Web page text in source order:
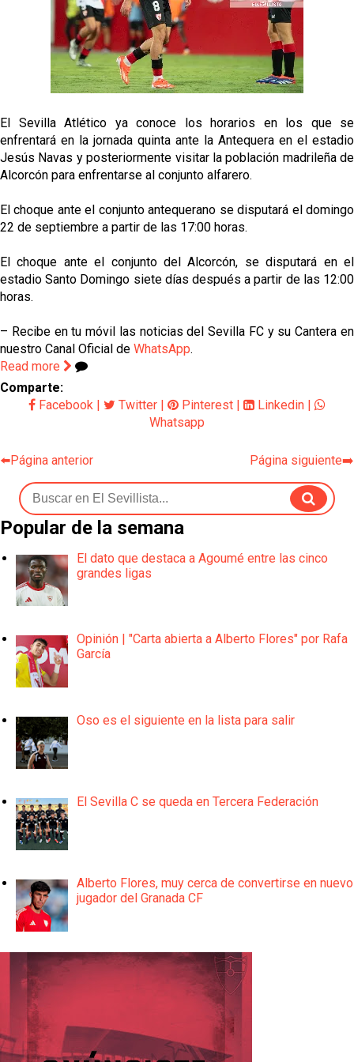
Alberto Flores, muy cerca de convertirse en nuevo
jugador del Granada CF
El Granada negocia con el Sevilla FC por Alberto
El Sevilla FC cierra el fichaje de Robbie Ure
Crónica Pretemporada | Real Madrid 2-4 Sevilla FC
Femenino
El Sevilla Atlético ya conoce los horarios en los que se
enfrentará en la jornada quinta ante la Antequera en el estadio
Jesús Navas y posteriormente visitar la población madrileña de
Alcorcón para enfrentarse al conjunto alfarero.
El choque ante el conjunto antequerano se disputará el domingo
22 de septiembre a partir de las 17:00 horas.
El choque ante el conjunto del Alcorcón, se disputará en el
estadio Santo Domingo siete días después a partir de las 12:00
horas.
– Recibe en tu móvil las noticias del Sevilla FC y su Cantera en
nuestro Canal Oficial de WhatsApp.
Read more
Comparte:
Facebook
Twitter Pinterest Linkedin
Whatsapp
⬅️Página anterior Página siguiente➡️
Popular de la semana
El dato que destaca a Agoumé entre las cinco
grandes ligas
Opinión | "Carta abierta a Alberto Flores" por Rafa
García
Oso es el siguiente en la lista para salir
El Sevilla C se queda en Tercera Federación
Alberto Flores, muy cerca de convertirse en nuevo
jugador del Granada CF